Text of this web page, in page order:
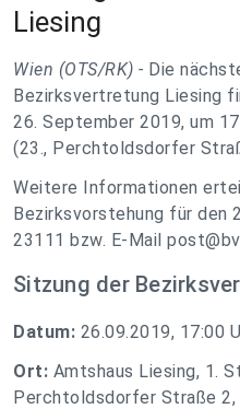
Liesing
Wien (OTS/RK) - Die
Bezirksvertretung Liesing
26. September 2019, um
(23., Perchtoldsdorfer
Weitere Informationen
Bezirksvorstehung für den
23111 bzw. E-Mail
Sitzung der
Datum: 26.09.2019, 17:00
Ort: Amtshaus Liesing, 1.
Perchtoldsdorfer Straße 2,